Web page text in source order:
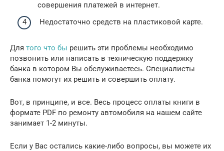
совершения платежей в интернет.
Недостаточно средств на пластиковой карте.
Для того что бы решить эти проблемы необходимо
позвонить или написать в техническую поддержку
банка в котором Вы обслуживаетесь. Специалисты
банка помогут их решить и совершить оплату.
Вот, в принципе, и все. Весь процесс оплаты книги в
формате PDF по ремонту автомобиля на нашем сайте
занимает 1-2 минуты.
Если у Вас остались какие-либо вопросы, вы можете их